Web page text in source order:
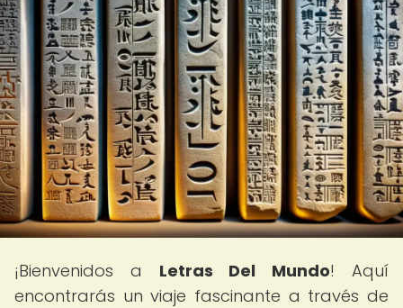
¡Bienvenidos a Letras Del Mundo! Aquí
encontrarás un viaje fascinante a través de